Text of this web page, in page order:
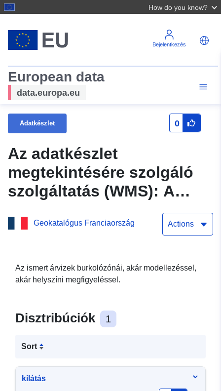
How do you know?
Bejelentkezés
European data
data.europa.eu
Adatkészlet 0
Az adatkészlet
megtekintésére szolgáló
szolgáltatás (WMS): A
Felső-Rajna-vidék PPRI
szabályozási övezetein
Geokatalógus Franciaország Actions
Az ismert árvizek burkolózónái, akár modellezéssel,
akár helyszíni megfigyeléssel.
Disztribúciók 1
Sort
kilátás